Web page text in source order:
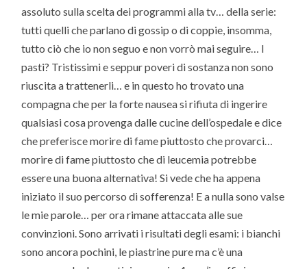
assoluto sulla scelta dei programmi alla tv… della serie:
tutti quelli che parlano di gossip o di coppie, insomma,
tutto ciò che io non seguo e non vorrò mai seguire… I
pasti? Tristissimi e seppur poveri di sostanza non sono
riuscita a trattenerli… e in questo ho trovato una
compagna che per la forte nausea si rifiuta di ingerire
qualsiasi cosa provenga dalle cucine dell’ospedale e dice
che preferisce morire di fame piuttosto che provarci…
morire di fame piuttosto che di leucemia potrebbe
essere una buona alternativa! Si vede che ha appena
iniziato il suo percorso di sofferenza! E a nulla sono valse
le mie parole… per ora rimane attaccata alle sue
convinzioni. Sono arrivati i risultati degli esami: i bianchi
sono ancora pochini, le piastrine pure ma c’è una